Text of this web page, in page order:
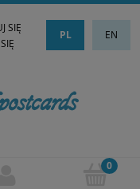
PL EN
SIĘ